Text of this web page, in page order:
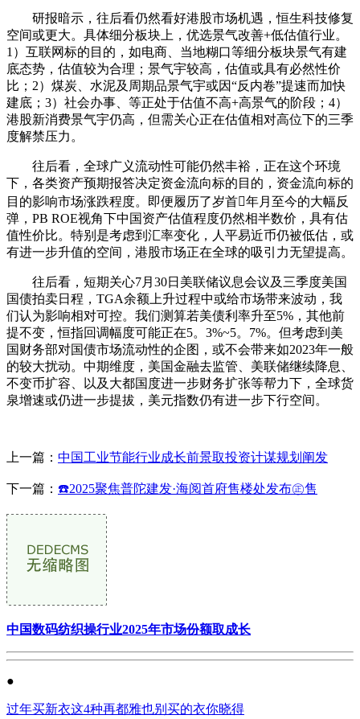
研报暗示，往后看仍然看好港股市场机遇，恒生科技修复
空间或更大。具体细分板块上，优选景气改善+低估值行业。
1）互联网标的目的，如电商、当地糊口等细分板块景气有建
底态势，估值较为合理；景气宇较高，估值或具有必然性价
比；2）煤炭、水泥及周期品景气宇或因“反内卷”提速而加快
建底；3）社会办事、等正处于估值不高+高景气的阶段；4）
港股新消费景气宇仍高，但需关心正在估值相对高位下的三季
度解禁压力。
往后看，全球广义流动性可能仍然丰裕，正在这个环境
下，各类资产预期报答决定资金流向标的目的，资金流向标的
目的影响市场涨跌程度。即便履历了岁首年月至今的大幅反
弹，PB ROE视角下中国资产估值程度仍然相半数价，具有估
值性价比。特别是考虑到汇率变化，人平易近币仍被低估，或
有进一步升值的空间，港股市场正在全球的吸引力无望提高。
往后看，短期关心7月30日美联储议息会议及三季度美国
国债拍卖日程，TGA余额上升过程中或给市场带来波动，我
们认为影响相对可控。我们测算若美债利率升至5%，其他前
提不变，恒指回调幅度可能正在5。3%~5。7%。但考虑到美
国财务部对国债市场流动性的企图，或不会带来如2023年一般
的较大扰动。中期维度，美国金融去监管、美联储继续降息、
不变币扩容、以及大都国度进一步财务扩张等帮力下，全球货
泉增速或仍进一步提拔，美元指数仍有进一步下行空间。
上一篇： 中国工业节能行业成长前景取投资计谋规划阐发
下一篇： ☎‍2025聚焦普陀建发·海阅首府售楼处发布㊣售
中国数码纺织操行业2025年市场份额取成长
●
过年买新衣这4种再都雅也别买的衣你晓得